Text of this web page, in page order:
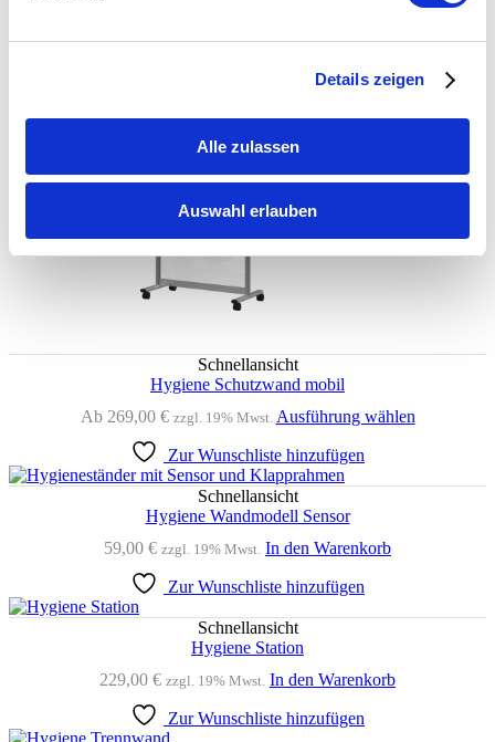
Details zeigen
Alle zulassen
Auswahl erlauben
Schnellansicht
Hygiene Schutzwand mobil
Ab 269,00 € zzgl. 19% Mwst. Ausführung wählenDieses
der
Zur Wunschliste hinzufügen
Schnellansicht
Hygiene Wandmodell Sensor
59,00 € zzgl. 19% Mwst. In den Warenkorb
Zur Wunschliste hinzufügen
Schnellansicht
Hygiene Station
229,00 € zzgl. 19% Mwst. In den Warenkorb
Zur Wunschliste hinzufügen